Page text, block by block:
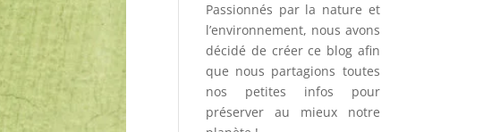
Passionnés par la nature et
l’environnement, nous avons
décidé de créer ce blog afin
que nous partagions toutes
nos petites infos pour
préserver au mieux notre